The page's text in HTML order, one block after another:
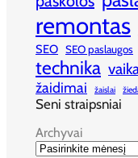
remontas
SEO SEO paslaugos
technika
žaidimai žaislai
Seni straipsniai
Archyvai